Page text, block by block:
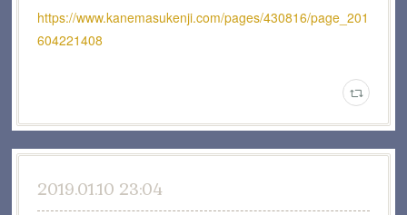
https://www.kanemasukenji.com/pages/430816/page_201
604221408
2019.01.10 23:04